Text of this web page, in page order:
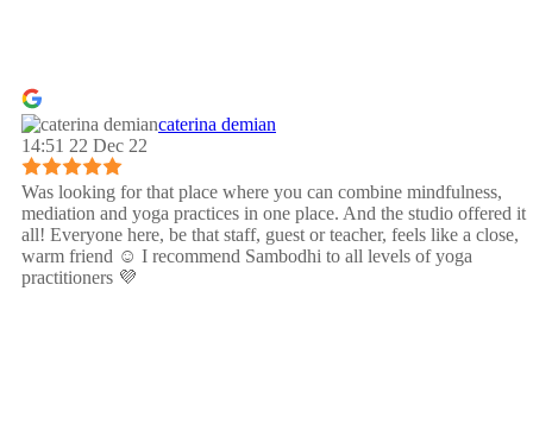
caterina demian
14:51 22 Dec 22
Was looking for that place where you can combine mindfulness,
mediation and yoga practices in one place. And the studio offered it
all! Everyone here, be that staff, guest or teacher, feels like a close,
warm friend ☺️ I recommend Sambodhi to all levels of yoga
practitioners 💜